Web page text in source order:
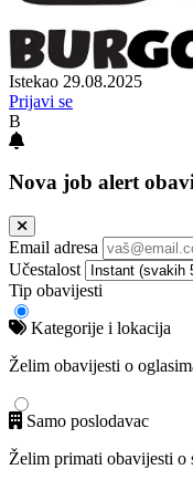
Istekao 29.08.2025
Prijavi se
B
Nova job alert
Email adresa
Učestalost
Tip obavijesti
Kategorije i lokacija
Želim obavijesti o
Samo poslodavac
Želim primati obavijesti o